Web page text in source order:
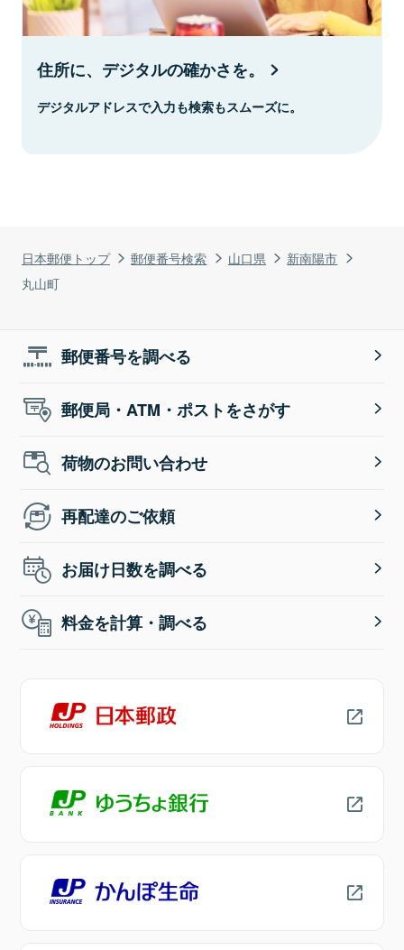
日本郵便トップ 郵便番号検索 山口県
新南陽市
丸山町
住所に、デジタルの確かさを。
デジタルアドレスで入力も検索もスムーズに。
郵便番号を調べる
郵便局・ATM・ポストをさがす
荷物のお問い合わせ
再配達のご依頼
お届け日数を調べる
料金を計算・調べる